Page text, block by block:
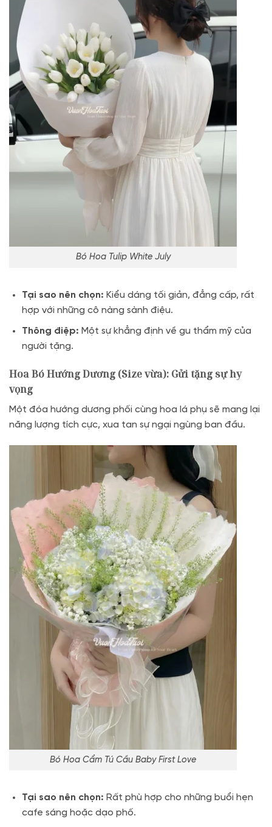
Bó Hoa Tulip White July
Tại sao nên chọn: Kiểu dáng tối giản, đẳng cấp, rất
hợp với những cô nàng sành điệu.
Thông điệp: Một sự khẳng định về gu thẩm mỹ của
người tặng.
Hoa Bó Hướng Dương (Size vừa): Gửi tặng sự hy
vọng
Một đóa hướng dương phối cùng hoa lá phụ sẽ mang lại
năng lượng tích cực, xua tan sự ngại ngùng ban đầu.
Bó Hoa Cẩm Tú Cầu Baby First Love
Tại sao nên chọn: Rất phù hợp cho những buổi hẹn
cafe sáng hoặc dạo phố.